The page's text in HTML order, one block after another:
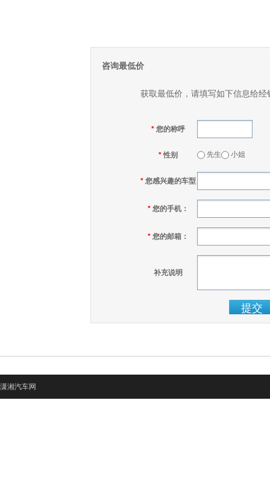
咨询最低价
获取最低价，请填写如下信息给
* 您的称呼
*性别 先生 小姐
* 您感兴趣的车型
* 您的手机：
* 您的邮箱：
补充说明
潇湘汽车网